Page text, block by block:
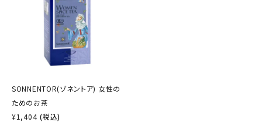
SONNENTOR(ゾネントア) 女性の
ためのお茶
¥1,404 (税込)